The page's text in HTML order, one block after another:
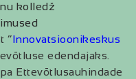
kolledž
“Innovatsioonikeskus
edendajaks.
Ettevõtlusauhindade